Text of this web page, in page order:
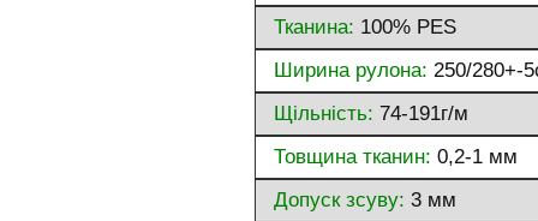
Тканина: 100% PES
Ширина рулона: 250/280+-
Щільність: 74-191г/м
Товщина тканин: 0,2-1 мм
Допуск зсуву: 3 мм